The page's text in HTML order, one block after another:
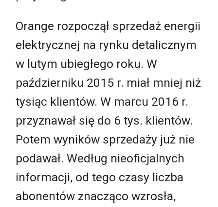
Orange rozpoczął sprzedaż energii
elektrycznej na rynku detalicznym
w lutym ubiegłego roku. W
październiku 2015 r. miał mniej niż
tysiąc klientów. W marcu 2016 r.
przyznawał się do 6 tys. klientów.
Potem wyników sprzedaży już nie
podawał. Według nieoficjalnych
informacji, od tego czasy liczba
abonentów znacząco wzrosła,